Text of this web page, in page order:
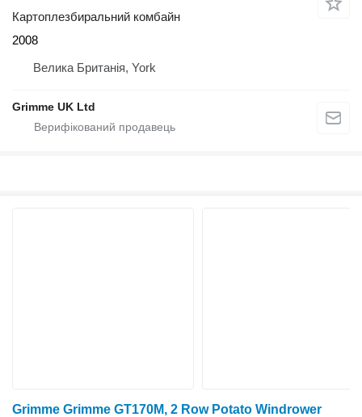
Картоплезбиральний комбайн
2008
Велика Британія, York
Grimme UK Ltd
Grimme Grimme GT170M, 2 Row Potato Windrower